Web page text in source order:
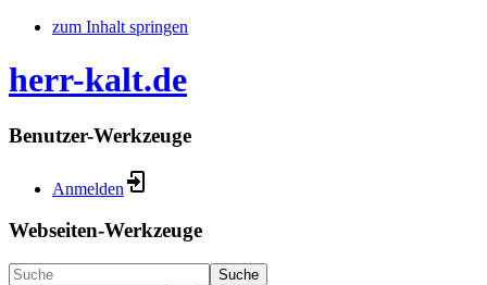
zum Inhalt springen
herr-kalt.de
Benutzer-Werkzeuge
Anmelden
Webseiten-Werkzeuge
Suche